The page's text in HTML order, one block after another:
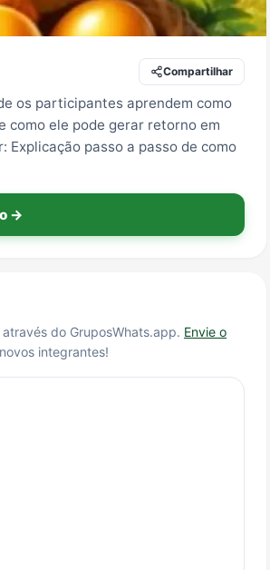
Compartilhar
os participantes aprendem como
como ele pode gerar retorno em
passo a passo de como
→
através do GruposWhats.app. Envie o
integrantes!